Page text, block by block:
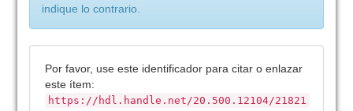
indique lo contrario.
Por favor, use este identificador para citar o enlazar
este ítem:
https://hdl.handle.net/20.500.12104/21821